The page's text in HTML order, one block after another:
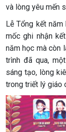
và lòng yêu mến
Lễ Tổng kết
mốc ghi nhận
năm học mà còn
trình đã qua,
sáng tạo, lòng
trong triết lý giáo